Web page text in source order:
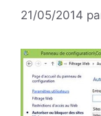
21/05/2014